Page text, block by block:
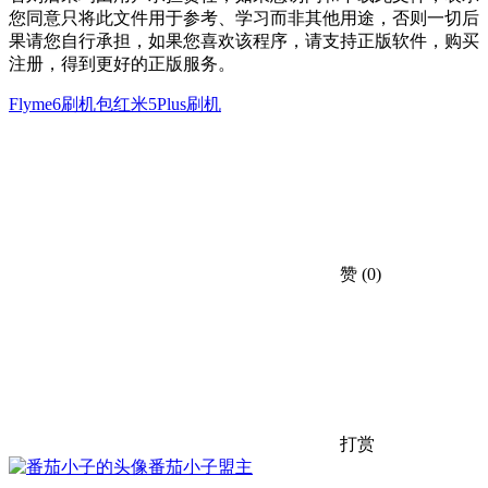
您同意只将此文件用于参考、学习而非其他用途，否则一切后
果请您自行承担，如果您喜欢该程序，请支持正版软件，购买
注册，得到更好的正版服务。
Flyme6刷机包红米5Plus刷机
赞 (0)
打赏
番茄小子盟主